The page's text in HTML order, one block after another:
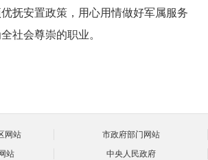
抚安置政策，用心用情做好军属服务
社会尊崇的职业。
网站
市政府部门网站
站
中央人民政府